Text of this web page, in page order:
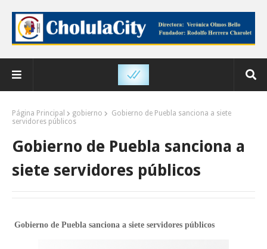
Página Principal gobierno
Gobierno de Puebla sanciona a siete
servidores públicos
Gobierno de Puebla sanciona a
siete servidores públicos
Gobierno de Puebla sanciona a siete servidores públicos